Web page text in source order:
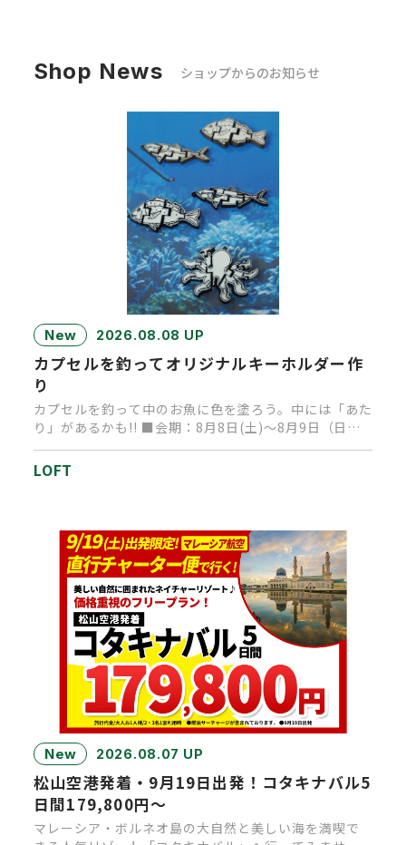
Shop News ショップからのお知らせ
New 2026.08.08 UP
カプセルを釣ってオリジナルキーホルダー作
り
カプセルを釣って中のお魚に色を塗ろう。中には「あた
り」があるかも!! ■会期：8月8日(土)～8月9日（日）
LOFT
New 2026.08.07 UP
松山空港発着・9月19日出発！コタキナバル5
日間179,800円～
マレーシア・ボルネオ島の大自然と美しい海を満喫で